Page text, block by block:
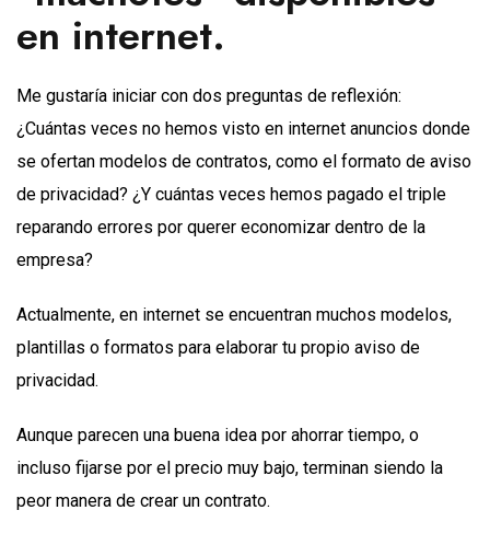
en internet.
Me gustaría iniciar con dos preguntas de reflexión:
¿Cuántas veces no hemos visto en internet anuncios donde
se ofertan modelos de contratos, como el formato de aviso
de privacidad? ¿Y cuántas veces hemos pagado el triple
reparando errores por querer economizar dentro de la
empresa?
Actualmente, en internet se encuentran muchos modelos,
plantillas o formatos para elaborar tu propio aviso de
privacidad.
Aunque parecen una buena idea por ahorrar tiempo, o
incluso fijarse por el precio muy bajo, terminan siendo la
peor manera de crear un contrato.